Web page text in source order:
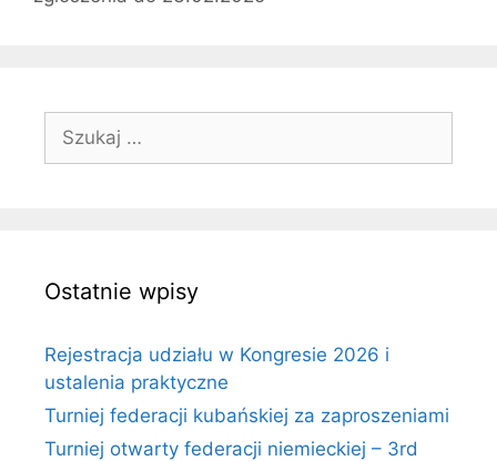
Ostatnie wpisy
Rejestracja udziału w Kongresie 2026 i
ustalenia praktyczne
Turniej federacji kubańskiej za zaproszeniami
Turniej otwarty federacji niemieckiej – 3rd